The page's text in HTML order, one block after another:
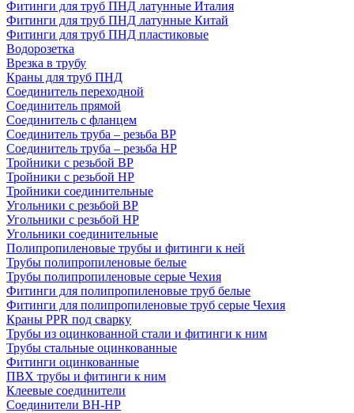
Фитинги для труб ПНД латунные Италия
Фитинги для труб ПНД латунные Китай
Фитинги для труб ПНД пластиковые
Водорозетка
Врезка в трубу
Краны для труб ПНД
Соединитель переходной
Соединитель прямой
Соединитель с фланцем
Соединитель труба – резьба ВР
Соединитель труба – резьба НР
Тройники с резьбой ВР
Тройники с резьбой НР
Тройники соединительные
Угольники с резьбой ВР
Угольники с резьбой НР
Угольники соединительные
Полипропиленовые трубы и фитинги к ней
Трубы полипропиленовые белые
Трубы полипропиленовые серые Чехия
Фитинги для полипропиленовые труб белые
Фитинги для полипропиленовые труб серые Чехия
Краны PPR под сварку
Трубы из оцинкованной стали и фитинги к ним
Трубы стальные оцинкованные
Фитинги оцинкованные
ПВХ трубы и фитинги к ним
Клеевые соединители
Соединители ВН-НР